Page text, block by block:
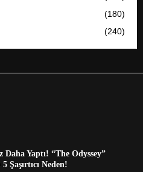
(180)
(240)
Yaptı! “The Odyssey”
Şaşırtıcı Neden!